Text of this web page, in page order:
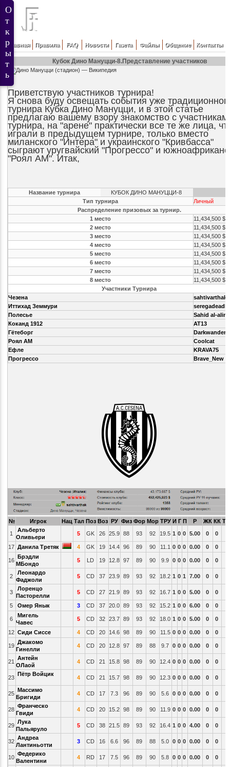
Главная Правила FAQ Новости Газета Файлы Общение Контакты
Кубок Дино Мануцци-8.Представление участников
Приветствую участников турнира!
Я снова буду освещать события уже
турнира Кубка Дино Мануцци, и в этой статье
предлагаю вашему взору знакомство с
турнира, на "арене" практически все те же лица,
играли в предыдущем турнире, только вместо
миланского "Интера" и украинского "Кривбасса"
сыграют уругвайский "Прогрессо" и
"Роял АМ". Итак,
Название турнира
КУБОК ДИНО МАНУЦЦИ-8
Тип турнира
Личный
Распределение призовых за турнир.
1 место
11,434,500 $
2 место
11,434,500 $
3 место
11,434,500 $
4 место
11,434,500 $
5 место
11,434,500 $
6 место
11,434,500 $
7 место
11,434,500 $
8 место
11,434,500 $
Участники Турнира
Чезена
sahtivarthak
Иттихад Земмури
Полесье
Sahid al-alin
Коканд 1912
AT13
Гётеборг
Роял АМ
Coolcat
Ефле
KRAVA75
Прогрессо
Brave_New
№ Игрок Нац Тал Поз Воз РУ Физ Фор Мор ТРУ И Г П Р ЖК КК ТС
1
Альберто
Оливьери
5 GK 26 25.9 88 93 92 19.5 1 0 0 5.00 0 0
17 Данила Третяк 4 GK 19 14.4 96 89 90 11.1 0 0 0 0.00 0 0
16
Брэдли
МБондо
5 LD 19 12.8 97 89 90 9.9 0 0 0 0.00 0 0
2
Леонардо
Фаджоли
5 CD 37 23.9 89 93 92 18.2 1 0 1 7.00 0 0
3
Лоренцо
Пасторелли
5 CD 27 21.9 89 93 92 16.7 1 0 0 5.00 0 0
5 Омер Янык 3 CD 37 20.0 89 93 92 15.2 1 0 0 6.00 0 0
6
Мигель
Чавес
5 CD 32 23.7 89 93 92 18.0 1 0 0 5.00 0 0
12 Сиди Сиссе 4 CD 20 14.6 98 89 90 11.5 0 0 0 0.00 0 0
19
Джакомо
Гинелли
4 CD 20 12.8 97 89 88 9.7 0 0 0 0.00 0 0
21
Антейн
ОЛаой
4 CD 21 15.8 98 89 90 12.4 0 0 0 0.00 0 0
23
Пётр Войцик
4 CD 21 15.7 98 89 90 12.3 0 0 0 0.00 0 0
25
Массимо
Бригиди
4 CD 17 7.3 96 89 90 5.6 0 0 0 0.00 0 0
28
Франческо
Гвиди
4 CD 20 15.2 98 89 90 11.9 0 0 0 0.00 0 0
29
Лука
Пальяруло
5 CD 38 21.5 89 93 92 16.4 1 0 0 4.00 0 0
32
Андреа
Лантиньотти
3 CD 16 6.6 96 89 88 5.0 0 0 0 0.00 0 0
10
Федерико
Валентини
4 RD 17 7.5 96 89 90 5.8 0 0 0 0.00 0 0